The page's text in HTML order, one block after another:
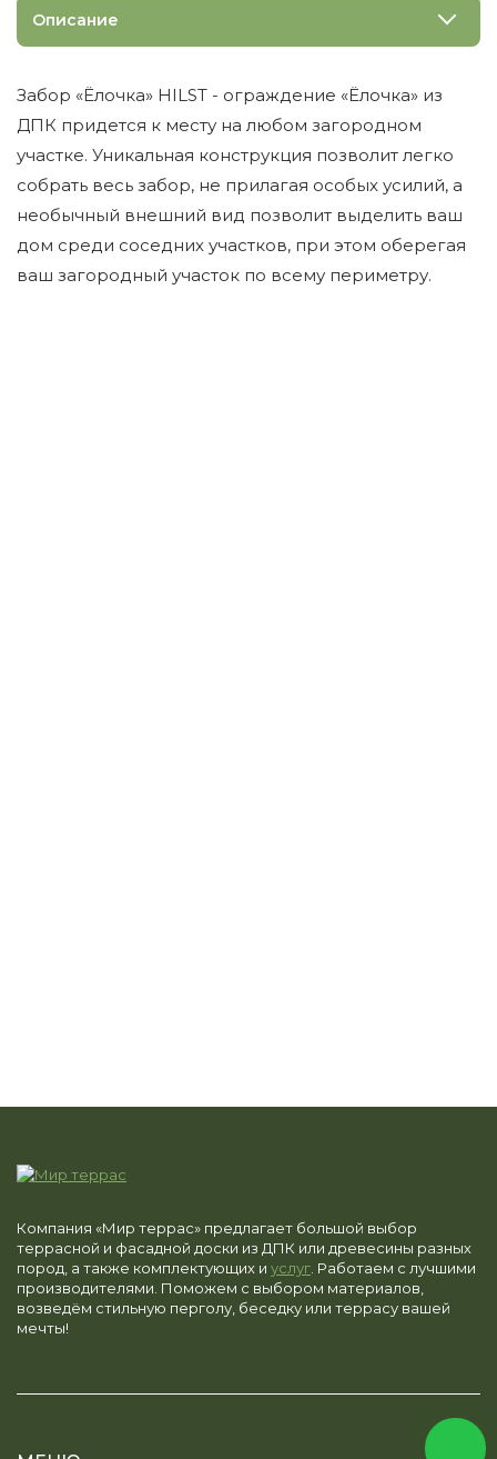
Описание
Забор «Ёлочка» HILST - ограждение «Ёлочка» из
ДПК придется к месту на любом загородном
участке. Уникальная конструкция позволит легко
собрать весь забор, не прилагая особых усилий, а
необычный внешний вид позволит выделить ваш
дом среди соседних участков, при этом оберегая
ваш загородный участок по всему периметру.
Компания «Мир террас» предлагает большой выбор
террасной и фасадной доски из ДПК или древесины разных
пород, а также комплектующих и услуг . Работаем с лучшими
производителями. Поможем с выбором материалов,
возведём стильную перголу, беседку или террасу вашей
мечты!